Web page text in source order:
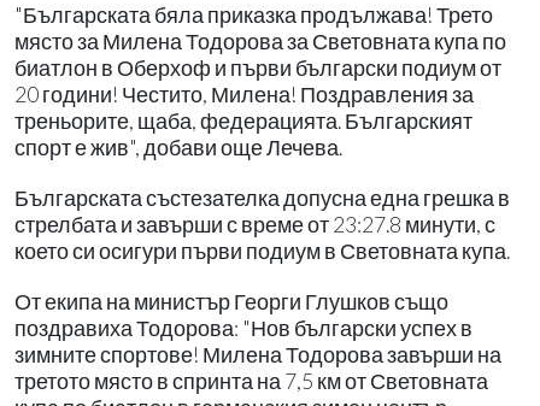
"Българската бяла приказка продължава! Трето
място за Милена Тодорова за Световната купа по
биатлон в Оберхоф и първи български подиум от
20 години! Честито, Милена! Поздравления за
треньорите, щаба, федерацията. Българският
спорт е жив", добави още Лечева.
Българската състезателка допусна една грешка в
стрелбата и завърши с време от 23:27.8 минути, с
което си осигури първи подиум в Световната купа.
От екипа на министър Георги Глушков също
поздравиха Тодорова: "Нов български успех в
зимните спортове! Милена Тодорова завърши на
третото място в спринта на 7,5 км от Световната